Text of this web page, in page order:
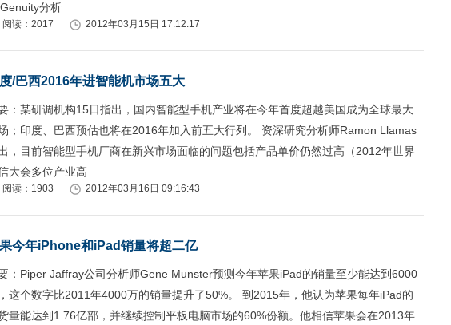
分析
阅读：2017 2012年03月15日 17:12:17
/巴西2016年进智能机市场五大
：某研调机构15日指出，国内智能型手机产业将在今年首度超越美国成为全球最大
；印度、巴西预估也将在2016年加入前五大行列。 资深研究分析师Ramon Llamas
，目前智能型手机厂商在新兴市场面临的问题包括产品单价仍然过高（2012年世界
大会多位产业高
阅读：1903 2012年03月16日 09:16:43
今年iPhone和iPad销量将超二亿
：Piper Jaffray公司分析师Gene Munster预测今年苹果iPad的销量至少能达到6000
这个数字比2011年4000万的销量提升了50%。 到2015年，他认为苹果每年iPad的
量能达到1.76亿部，并继续控制平板电脑市场的60%份额。他相信苹果会在2013年